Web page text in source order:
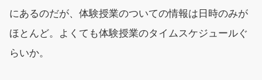
にあるのだが、体験授業のついての情報は日時のみが
ほとんど。よくても体験授業のタイムスケジュールぐ
らいか。